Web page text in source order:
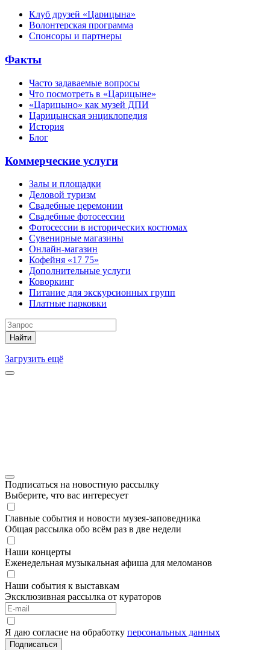
Клуб друзей «Царицына»
Волонтерская программа
Спонсоры и партнеры
Факты
Часто задаваемые вопросы
Что посмотреть в «Царицыне»
«Царицыно» как музей ДПИ
Царицынская энциклопедия
История
Блог
Коммерческие услуги
Залы и площадки
Деловой туризм
Свадебные церемонии
Свадебные фотосессии
Фотосессии в исторических костюмах
Сувенирные магазины
Онлайн-магазин
Кофейня «17 75»
Дополнительные услуги
Коворкинг
Питание для экскурсионных групп
Платные парковки
Найти
Загрузить ещё
Подписаться на новостную рассылку
Выберите, что вас интересует
Главные события и новости музея-заповедника
Общая рассылка обо всём раз в две недели
Наши концерты
Еженедельная музыкальная афиша для меломанов
Наши события к выставкам
Эксклюзивная рассылка от кураторов
Я даю согласие на обработку персональных данных
Подписаться